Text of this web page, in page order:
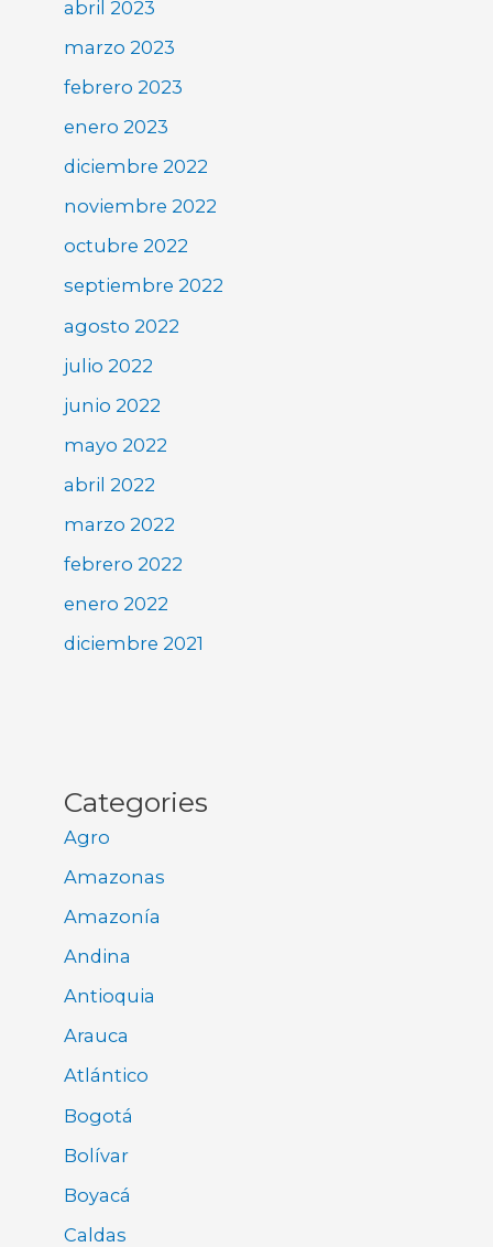
abril 2023
marzo 2023
febrero 2023
enero 2023
diciembre 2022
noviembre 2022
octubre 2022
septiembre 2022
agosto 2022
julio 2022
junio 2022
mayo 2022
abril 2022
marzo 2022
febrero 2022
enero 2022
diciembre 2021
Categories
Agro
Amazonas
Amazonía
Andina
Antioquia
Arauca
Atlántico
Bogotá
Bolívar
Boyacá
Caldas